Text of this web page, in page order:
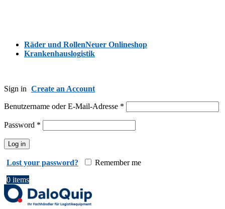
Räder und RollenNeuer Onlineshop
Krankenhauslogistik
Sign in Create an Account
Benutzername oder E-Mail-Adresse *
Password *
Log in
Lost your password?
Remember me
0 items